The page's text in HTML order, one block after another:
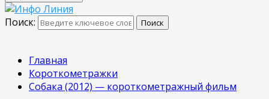
Поиск: Поиск
Главная
Короткометражки
Собака (2012) — короткометражный фильм